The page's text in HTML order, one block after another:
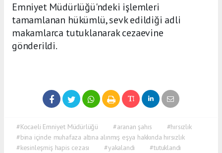
Emniyet Müdürlüğü'ndeki işlemleri
tamamlanan hükümlü, sevk edildiği adli
makamlarca tutuklanarak cezaevine
gönderildi.
#Kocaeli Emniyet Müdürlüğü #aranan şahıs
#hırsızlık
#bina içinde muhafaza altına alınmış eşya hakkında hırsızlık
#kesinleşmiş hapis cezası
#yakalandı
#tutuklandı